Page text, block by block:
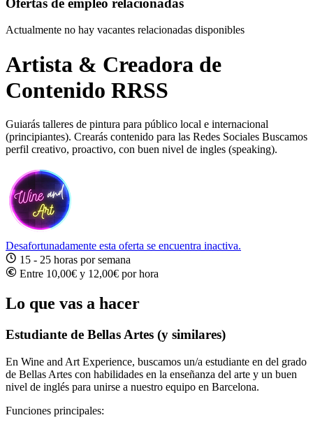
Actualmente no hay vacantes relacionadas disponibles
Artista & Creadora de
Contenido RRSS
Guiarás talleres de pintura para público local e internacional
(principiantes). Crearás contenido para las Redes Sociales Buscamos
perfil creativo, proactivo, con buen nivel de ingles (speaking).
Desafortunadamente esta oferta se encuentra inactiva.
15 - 25 horas por semana
Entre 10,00€ y 12,00€ por hora
Lo que vas a hacer
Estudiante de Bellas Artes (y similares)
En Wine and Art Experience, buscamos un/a estudiante en del grado
de Bellas Artes con habilidades en la enseñanza del arte y un buen
nivel de inglés para unirse a nuestro equipo en Barcelona.
Funciones principales: